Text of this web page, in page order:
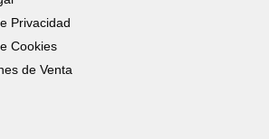
Privacidad
Cookies
de Venta